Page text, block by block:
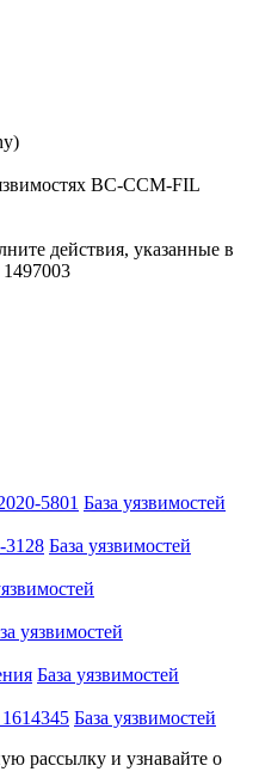
BC-CCM-FIL
действия, указанные в
5801 База уязвимостей
3128 База уязвимостей
уязвимостей
База уязвимостей
База уязвимостей
рассылку и узнавайте о